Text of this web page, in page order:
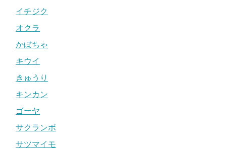
イチジク
オクラ
かぼちゃ
キウイ
きゅうり
キンカン
ゴーヤ
サクランボ
サツマイモ